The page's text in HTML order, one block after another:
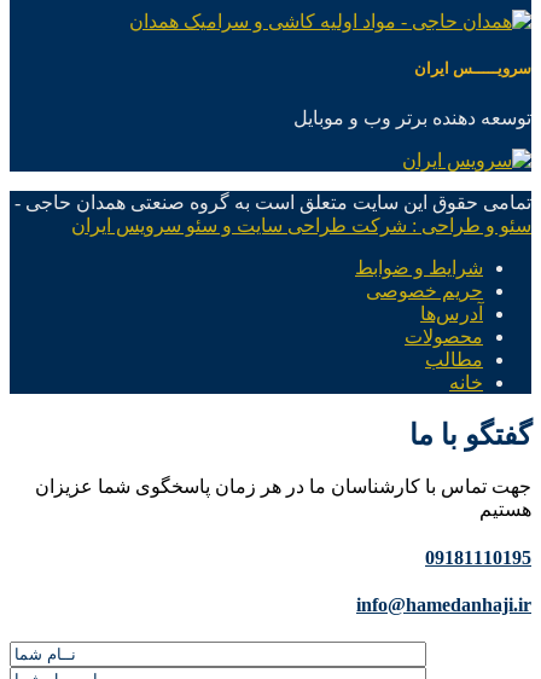
سرویـــــس ایران
توسعه دهنده برتر وب و موبایل
تمامی حقوق این سایت متعلق است به گروه صنعتی همدان حاجی -
سئو و طراحی : شرکت طراحی سایت و سئو سرویس ایران
شرایط و ضوابط
حریم خصوصی
آدرس‌ها
محصولات
مطالب
خانه
گفتگو با ما
جهت تماس با کارشناسان ما در هر زمان پاسخگوی شما عزیزان
هستیم
09181110195
info@hamedanhaji.ir